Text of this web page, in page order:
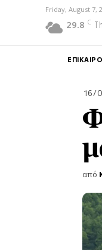
Friday, August 7,
29.8 C
16/
από